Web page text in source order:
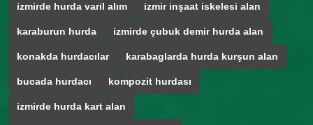
izmirde hurda varil alım izmir inşaat iskelesi alan
karaburun hurda izmirde çubuk demir hurda alan
konakda hurdacılar karabaglarda hurda kurşun alan
bucada hurdacı kompozit hurdası
izmirde hurda kart alan